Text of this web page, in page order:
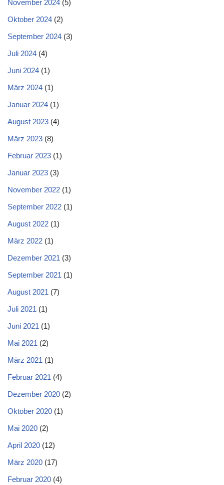
November 2024 (5)
Oktober 2024 (2)
September 2024 (3)
Juli 2024 (4)
Juni 2024 (1)
März 2024 (1)
Januar 2024 (1)
August 2023 (4)
März 2023 (8)
Februar 2023 (1)
Januar 2023 (3)
November 2022 (1)
September 2022 (1)
August 2022 (1)
März 2022 (1)
Dezember 2021 (3)
September 2021 (1)
August 2021 (7)
Juli 2021 (1)
Juni 2021 (1)
Mai 2021 (2)
März 2021 (1)
Februar 2021 (4)
Dezember 2020 (2)
Oktober 2020 (1)
Mai 2020 (2)
April 2020 (12)
März 2020 (17)
Februar 2020 (4)